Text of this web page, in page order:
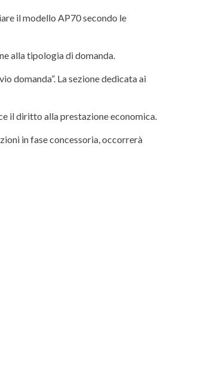
il modello AP70 secondo le
alla tipologia di domanda.
domanda”. La sezione dedicata ai
il diritto alla prestazione economica.
in fase concessoria, occorrerà